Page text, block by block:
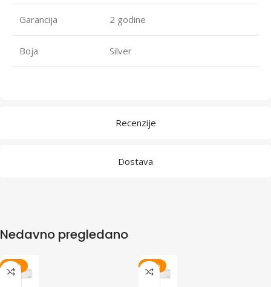
Recenzije
Dostava
Garancija 2 godine
Boja Silver
Nedavno pregledano
-25% -25%